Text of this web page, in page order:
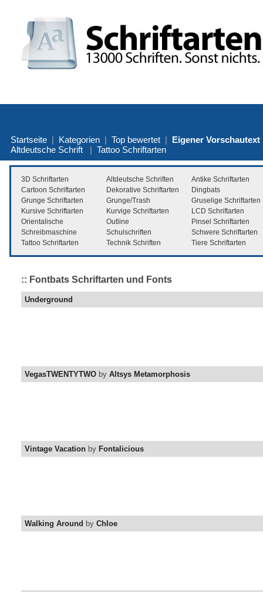
Startseite | Kategorien | Top bewertet | Eigener Vorschautext
Altdeutsche Schrift | Tattoo Schriftarten
3D Schriftarten Altdeutsche Schriften
Antike Schriftarten
Cartoon Schriftarten
Dekorative Schriftarten
Dingbats
Grunge Schriftarten
Grunge/Trash
Gruselige Schriftarten
Kursive Schriftarten
Kurvige Schriftarten
LCD Schriftarten
Orientalische
Outline
Pinsel Schriftarten
Schreibmaschine
Schulschriften
Schwere Schriftarten
Tattoo Schriftarten
Technik Schriften Tiere Schriftarten
:: Fontbats Schriftarten und Fonts
Underground
VegasTWENTYTWO by Altsys Metamorphosis
Vintage Vacation by Fontalicious
Walking Around by Chloe